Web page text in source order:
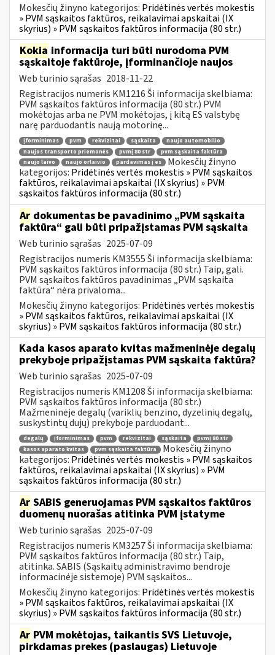
Mokesčių žinyno kategorijos: Pridėtinės vertės mokestis
» PVM sąskaitos faktūros, reikalavimai apskaitai (IX
skyrius) » PVM sąskaitos faktūros informacija (80 str.)
Kokia informacija turi būti nurodoma PVM
sąskaitoje faktūroje, įforminančioje naujos
Web turinio sąrašas 2018-11-22
Registracijos numeris KM1216 Ši informacija skelbiama:
PVM sąskaitos faktūros informacija (80 str.) PVM
mokėtojas arba ne PVM mokėtojas, į kitą ES valstybę
narę parduodantis naują motorinę...
įforminimas pvm rekvizitai sąskaita
naujo automobilio
naujos transporto priemonės
pvmį 80 str
pvm sąskaita faktūra
naujo laivo
naujo orlaivio pardavimas į es
Mokesčių žinyno
kategorijos: Pridėtinės vertės mokestis » PVM sąskaitos
faktūros, reikalavimai apskaitai (IX skyrius) » PVM
sąskaitos faktūros informacija (80 str.)
Ar dokumentas be pavadinimo „PVM sąskaita
faktūra“ gali būti pripažįstamas PVM sąskaita
Web turinio sąrašas 2025-07-09
Registracijos numeris KM3555 Ši informacija skelbiama:
PVM sąskaitos faktūros informacija (80 str.) Taip, gali.
PVM sąskaitos faktūros pavadinimas „PVM sąskaita
faktūra“ nėra privaloma...
Mokesčių žinyno kategorijos: Pridėtinės vertės mokestis
» PVM sąskaitos faktūros, reikalavimai apskaitai (IX
skyrius) » PVM sąskaitos faktūros informacija (80 str.)
Kada kasos aparato kvitas mažmeninėje degalų
prekyboje pripažįstamas PVM sąskaita faktūra?
Web turinio sąrašas 2025-07-09
Registracijos numeris KM1208 Ši informacija skelbiama:
PVM sąskaitos faktūros informacija (80 str.)
Mažmeninėje degalų (variklių benzino, dyzelinių degalų,
suskystintų dujų) prekyboje parduodant...
degalų įforminimas pvm rekvizitai sąskaita
pvmį 80 str
kasos aparato kvitas
pvm sąskaita faktūra
Mokesčių žinyno
kategorijos: Pridėtinės vertės mokestis » PVM sąskaitos
faktūros, reikalavimai apskaitai (IX skyrius) » PVM
sąskaitos faktūros informacija (80 str.)
Ar SABIS generuojamas PVM sąskaitos faktūros
duomenų nuorašas atitinka PVM įstatyme
Web turinio sąrašas 2025-07-09
Registracijos numeris KM3257 Ši informacija skelbiama:
PVM sąskaitos faktūros informacija (80 str.) Taip,
atitinka. SABIS (Sąskaitų administravimo bendroje
informacinėje sistemoje) PVM sąskaitos...
Mokesčių žinyno kategorijos: Pridėtinės vertės mokestis
» PVM sąskaitos faktūros, reikalavimai apskaitai (IX
skyrius) » PVM sąskaitos faktūros informacija (80 str.)
Ar PVM mokėtojas, taikantis SVS Lietuvoje,
pirkdamas prekes (paslaugas) Lietuvoje